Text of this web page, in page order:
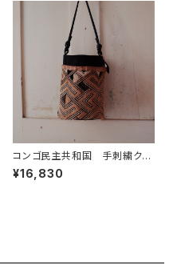
コンゴ民主共和国 手刺繍クバ
クロス ショルダーバッグ
¥16,830